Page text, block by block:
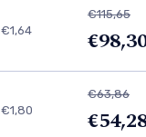
€1,64
€115,65
€1,80
€63,86